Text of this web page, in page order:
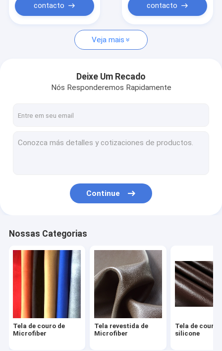
Todos os casos
Tela de couro de Microfiber
Tela de couro do silicone
Couro sintético do plutônio
Couro automotivo de estofamento
Sacos de couro impermeáveis
Fato de couro feito sob encomenda
Bens ostentando de couro
contacto contacto
Veja mais
Deixe Um Recado
Nós Responderemos Rapidamente
Continue
Nossas Categorias
Tela de couro de
Microfiber
Tela revestida de
Microfiber
Tela de couro
silicone